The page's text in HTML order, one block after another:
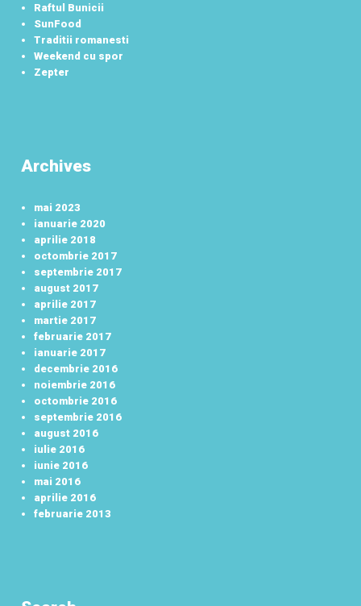
Raftul Bunicii
SunFood
Traditii romanesti
Weekend cu spor
Zepter
Archives
mai 2023
ianuarie 2020
aprilie 2018
octombrie 2017
septembrie 2017
august 2017
aprilie 2017
martie 2017
februarie 2017
ianuarie 2017
decembrie 2016
noiembrie 2016
octombrie 2016
septembrie 2016
august 2016
iulie 2016
iunie 2016
mai 2016
aprilie 2016
februarie 2013